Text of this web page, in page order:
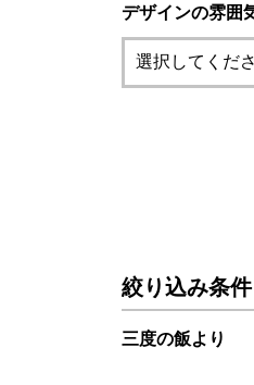
デザインの雰囲
絞り込み条件
三度の飯より